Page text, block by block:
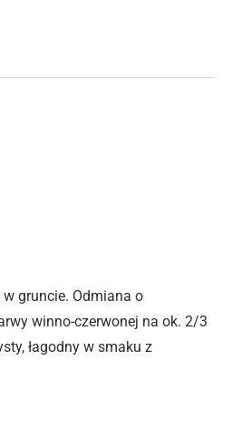
gruncie. Odmiana o
winno-czerwonej na ok. 2/3
łagodny w smaku z